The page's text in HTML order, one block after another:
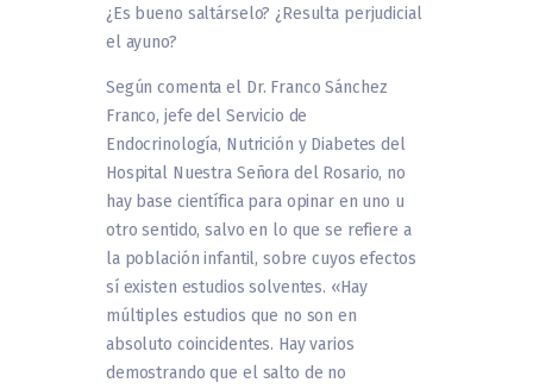
¿Es bueno saltárselo? ¿Resulta perjudicial
el ayuno?
Según comenta el Dr. Franco Sánchez
Franco, jefe del Servicio de
Endocrinología, Nutrición y Diabetes del
Hospital Nuestra Señora del Rosario, no
hay base científica para opinar en uno u
otro sentido, salvo en lo que se refiere a
la población infantil, sobre cuyos efectos
sí existen estudios solventes. «Hay
múltiples estudios que no son en
absoluto coincidentes. Hay varios
demostrando que el salto de no